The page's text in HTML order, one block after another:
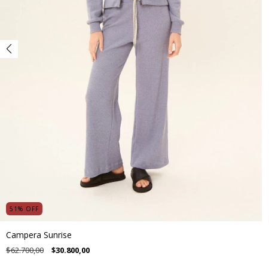
51 % OFF
Campera Sunrise
$62.700,00 $30.800,00